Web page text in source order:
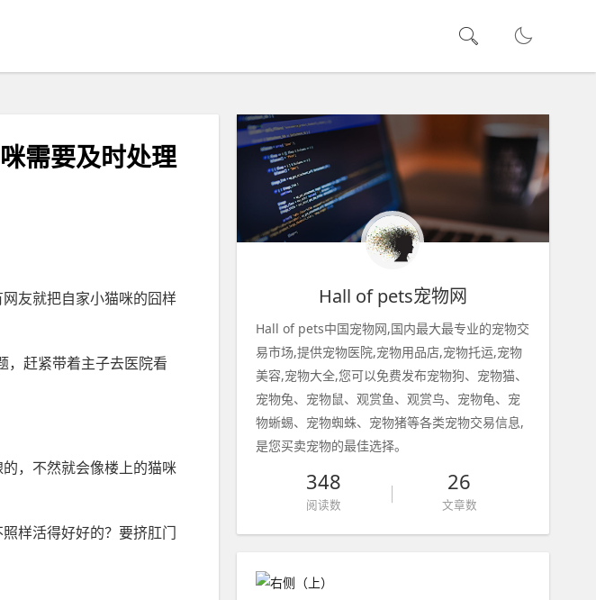
需要及时处理
友就把自家小猫咪的囧样
，赶紧带着主子去医院看
，不然就会像楼上的猫咪
样活得好好的？要挤肛门
Hall of pets宠物网
Hall of pets中国宠物网,国内最大最专业的宠物交
易市场,提供宠物医院,宠物用品店,宠物托运,宠物
美容,宠物大全,您可以免费发布宠物狗、宠物猫、
宠物兔、宠物鼠、观赏鱼、观赏鸟、宠物龟、宠
物蜥蜴、宠物蜘蛛、宠物猪等各类宠物交易信息,
是您买卖宠物的最佳选择。
348
阅读数
26
文章数